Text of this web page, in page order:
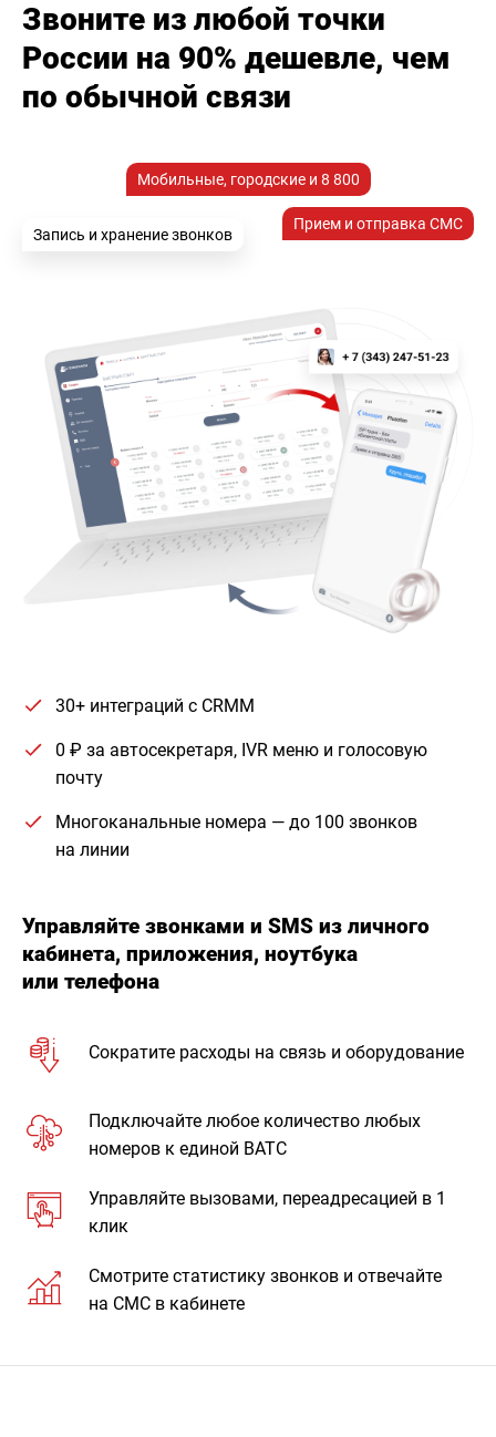
Звоните из любой точки
России на 90% дешевле, чем
по обычной связи
Мобильные, городские и 8 800
Прием и отправка СМС
Запись и хранение звонков
30+ интеграций с CRMM
0 ₽ за автосекретаря, IVR меню и голосовую
почту
Многоканальные номера — до 100 звонков
на линии
Управляйте звонками и SMS из личного
кабинета, приложения, ноутбука
или телефона
Сократите расходы на связь и оборудование
Подключайте любое количество любых
номеров к единой ВАТС
Управляйте вызовами, переадресацией в 1
клик
Смотрите статистику звонков и отвечайте
на СМС в кабинете